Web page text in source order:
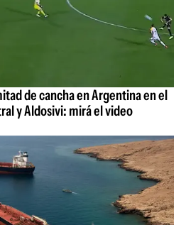
de cancha en Argentina en el
y Aldosivi: mirá el video